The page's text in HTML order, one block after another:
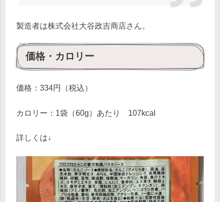
製造者は株式会社大谷政吉商店さん。
価格・カロリー
価格：334円（税込）
カロリー：1袋（60g）あたり 107kcal
詳しくは↓